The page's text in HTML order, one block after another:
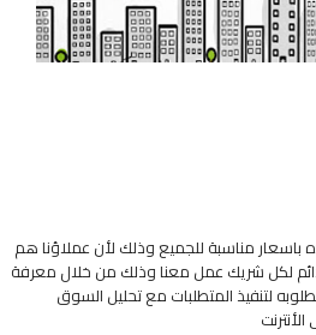
مناسبة للجميع وذلك لأن عملاؤنا هم
لكل شريك عمل معنا وذلك من خلال معرفة
لتنفيذ المتطلبات مع تحليل السوق